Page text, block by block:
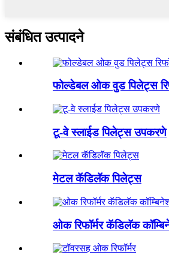
संबंधित उत्पादने
फोल्डेबल ओक वुड पिलेट्स
टू-वे स्लाईड पिलेट्स उपकरणे
मेटल कॅडिलॅक पिलेट्स
ओक रिफॉर्मर कॅडिलॅक